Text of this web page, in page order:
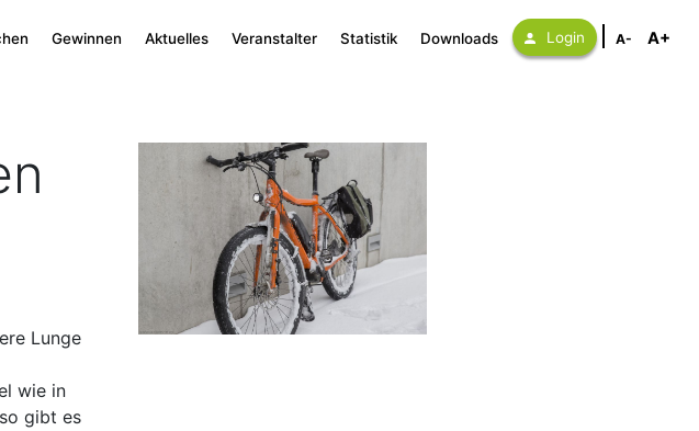
Gewinnen Aktuelles Veranstalter Statistik Downloads Login A- A+
Lunge
wie in
gibt es